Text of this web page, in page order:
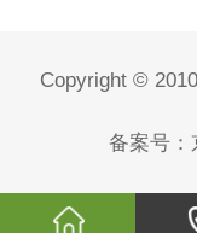
Copyright ©
备案号：